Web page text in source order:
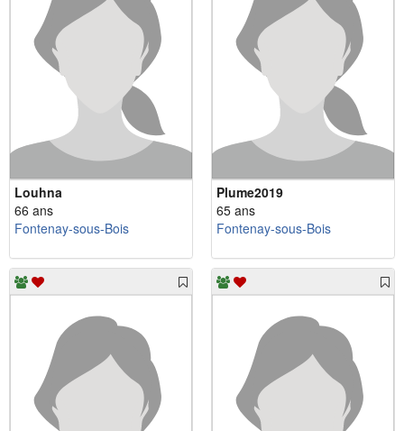
Louhna
66 ans
Fontenay-sous-Bois
Plume2019
65 ans
Fontenay-sous-Bois